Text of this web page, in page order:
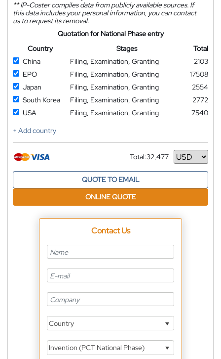
**IP-Coster compiles data from publicly available sources. If
this data includes your personal information, you can contact
us to request its removal.
Quotation for National Phase entry
Country
Stages
Total
China
Filing, Examination, Granting
2103
EPO
Filing, Examination, Granting
17508
Japan
Filing, Examination, Granting
2554
South Korea
Filing, Examination, Granting
2772
USA
Filing, Examination, Granting
7540
+ Add country
Total:32,477
Currency
QUOTE TO EMAIL
ONLINE QUOTE
Contact Us
Country
Invention (PCT National Phase)